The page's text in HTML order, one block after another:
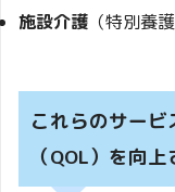
施設介護 （特別養
これらのサー
（QOL）を向